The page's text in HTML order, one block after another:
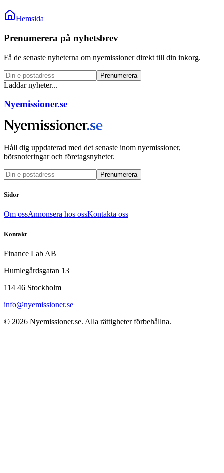
Hemsida
Prenumerera på nyhetsbrev
Få de senaste nyheterna om nyemissioner direkt till din inkorg.
Prenumerera
Laddar nyheter...
Nyemissioner.se
Håll dig uppdaterad med det senaste inom nyemissioner,
börsnoteringar och företagsnyheter.
Prenumerera
Sidor
Om ossAnnonsera hos ossKontakta oss
Kontakt
Finance Lab AB
Humlegårdsgatan 13
114 46 Stockholm
info@nyemissioner.se
© 2026 Nyemissioner.se. Alla rättigheter förbehållna.